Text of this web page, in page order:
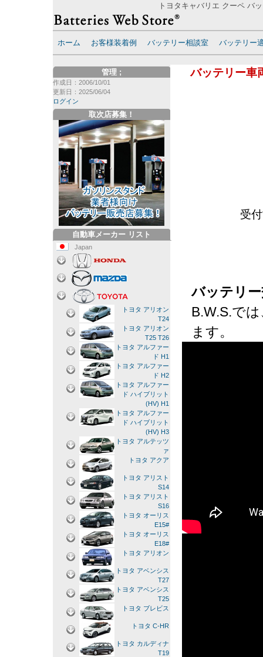
トヨタキャバリエ クーペ バ
ホーム お客様装着例 バッテリー相談室 バッテリー
バッテリー車
受
バッテリ
B.W.S.で
ます。
管理
作成日：2006/10/01
更新日：2025/06/04
ログイン
;
取次店募集！
自動車メーカー リスト
Japan
トヨタ アリオン
T24
トヨタ アリオン
T25 T26
トヨタ アルファー
ド H1
トヨタ アルファー
ド H2
トヨタ アルファー
ド ハイブリット
(HV) H1
トヨタ アルファー
ド ハイブリット
(HV) H3
トヨタ アルテッツ
ァ
トヨタ アクア
トヨタ アリスト
S14
トヨタ アリスト
S16
トヨタ オーリス
E15#
トヨタ オーリス
E18#
トヨタ アリオン
トヨタ アベンシス
T27
トヨタ アベンシス
T25
トヨタ ブレビス
トヨタ C-HR
トヨタ カルディナ
T19